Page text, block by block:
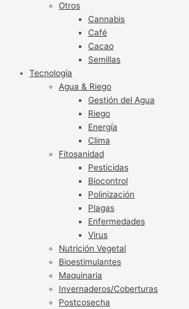
Otros
Cannabis
Café
Cacao
Semillas
Tecnología
Agua & Riego
Gestión del Agua
Riego
Energía
Clima
Fitosanidad
Pesticidas
Biocontrol
Polinización
Plagas
Enfermedades
Virus
Nutrición Vegetal
Bioestimulantes
Maquinaria
Invernaderos/Coberturas
Postcosecha